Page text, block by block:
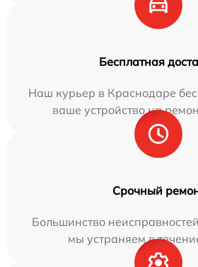
Бесплатная
Наш курьер в Краснодаре
ваше устройство на
Срочный
Большинство
мы устраняем в